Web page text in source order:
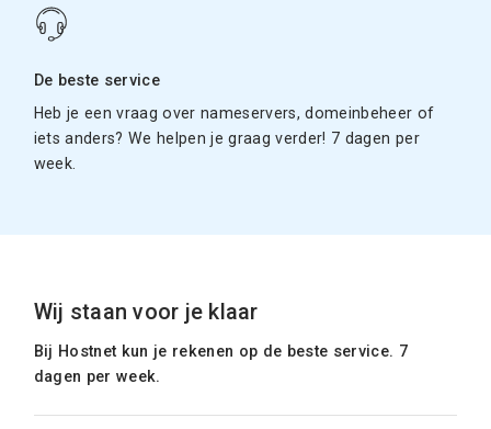
De beste service
Heb je een vraag over nameservers, domeinbeheer of
iets anders? We helpen je graag verder! 7 dagen per
week.
Wij staan voor je klaar
Bij Hostnet kun je rekenen op de beste service. 7
dagen per week.